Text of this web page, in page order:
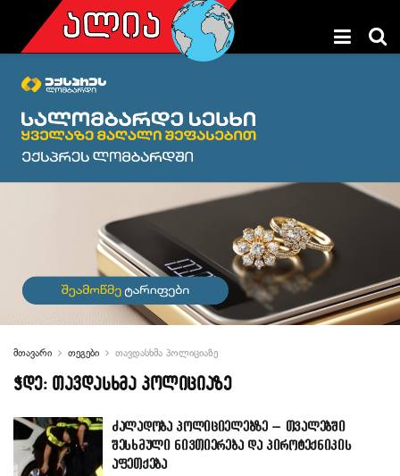
მთავარი თეგები თავდასხმა პოლიციაზე
ჭდე: თავდასხმა პოლიციაზე
ძალადობა პოლიციელებზე – თვალებში
შესხმული ნივთიერება და პიროტექნიკის
აფეთქება